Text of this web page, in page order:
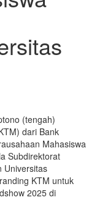
(tengah)
dari Bank
Mahasiswa
Subdirektorat
Universitas
KTM untuk
2025 di